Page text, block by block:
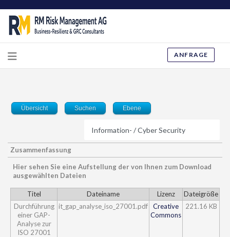
ANFRAGE
Übersicht Suchen Ebene
Zusammenfassung
Hier sehen Sie eine Aufstellung der von Ihnen zum Download
ausgewählten Dateien
Titel Dateiname Lizenz
Dateigröße
Durchführung
einer GAP-
Analyse zur
ISO 27001
it_gap_analyse_iso_27001.pdf
Creative
Commons
221.16 KB